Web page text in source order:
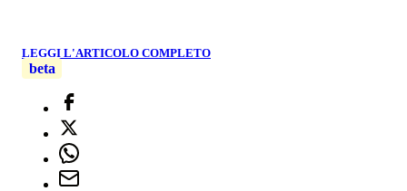
LEGGI L'ARTICOLO COMPLETO
beta